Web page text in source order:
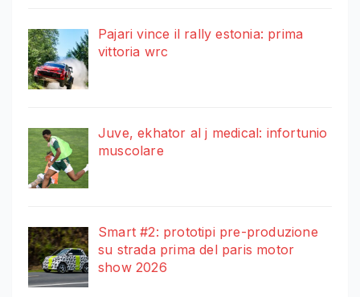
Pajari vince il rally estonia: prima
vittoria wrc
Juve, ekhator al j medical: infortunio
muscolare
Smart #2: prototipi pre-produzione
su strada prima del paris motor
show 2026